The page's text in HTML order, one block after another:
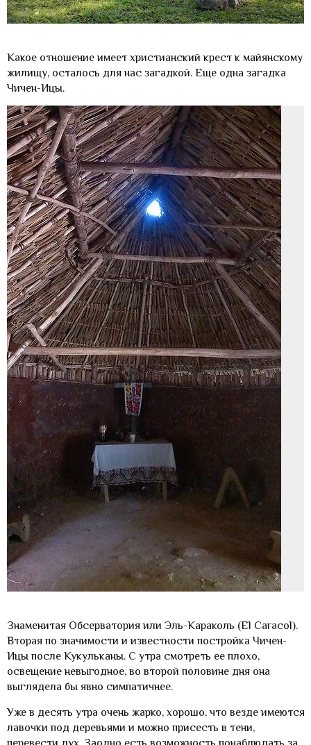
Какое отношение имеет христианский крест к майянскому
жилищу, осталось для нас загадкой. Еще одна загадка
Чичен-Ицы.
Знаменитая Обсерватория или Эль-Караколь (El Caracol).
Вторая по значимости и известности постройка Чичен-
Ицы после Кукульканы. С утра смотреть ее плохо,
освещение невыгодное, во второй половине дня она
выглядела бы явно симпатичнее.
Уже в десять утра очень жарко, хорошо, что везде имеются
лавочки под деревьями и можно присесть в тени,